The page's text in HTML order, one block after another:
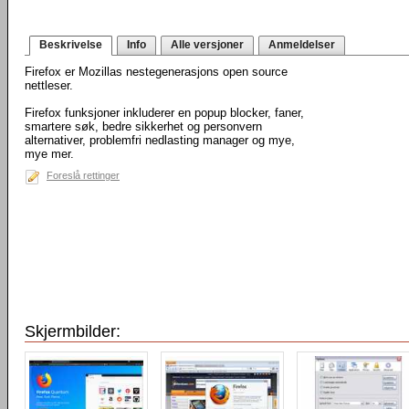
Beskrivelse Info Alle versjoner Anmeldelser
Firefox er Mozillas nestegenerasjons open source
nettleser.
Firefox funksjoner inkluderer en popup blocker, faner,
smartere søk, bedre sikkerhet og personvern
alternativer, problemfri nedlasting manager og mye,
mye mer.
Foreslå rettinger
Skjermbilder: